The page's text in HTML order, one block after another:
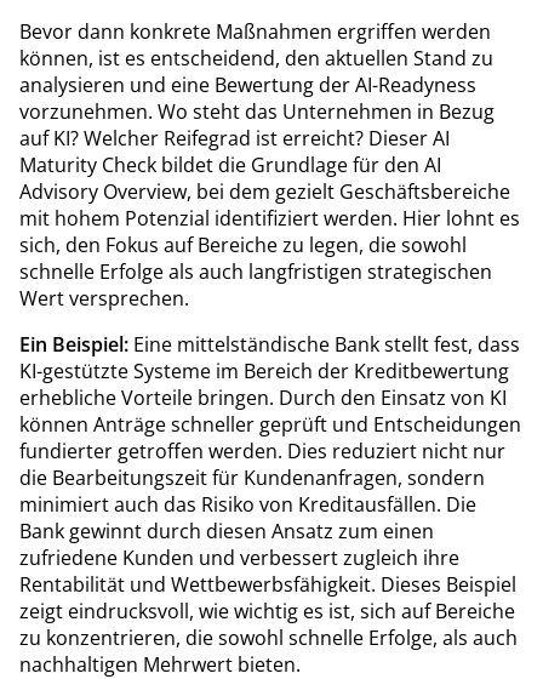
Bevor dann konkrete Maßnahmen ergriffen werden
können, ist es entscheidend, den aktuellen Stand zu
analysieren und eine Bewertung der AI-​​Readyness
vorzunehmen. Wo steht das Unternehmen in Bezug
auf KI? Welcher Reifegrad ist erreicht? Dieser AI
Maturity Check bildet die Grundlage für den AI
Advisory Overview, bei dem gezielt Geschäftsbereiche
mit hohem Potenzial identifiziert werden. Hier lohnt es
sich, den Fokus auf Bereiche zu legen, die sowohl
schnelle Erfolge als auch langfristigen strategischen
Wert versprechen.
Ein Beispiel: Eine mittelständische Bank stellt fest, dass
KI-gestützte Systeme im Bereich der Kreditbewertung
erhebliche Vorteile bringen. Durch den Einsatz von KI
können Anträge schneller geprüft und Entscheidungen
fundierter getroffen werden. Dies reduziert nicht nur
die Bearbeitungszeit für Kundenanfragen, sondern
minimiert auch das Risiko von Kreditausfällen. Die
Bank gewinnt durch diesen Ansatz zum einen
zufriedene Kunden und verbessert zugleich ihre
Rentabilität und Wettbewerbsfähigkeit. Dieses Beispiel
zeigt eindrucksvoll, wie wichtig es ist, sich auf Bereiche
zu konzentrieren, die sowohl schnelle Erfolge, als auch
nachhaltigen Mehrwert bieten.